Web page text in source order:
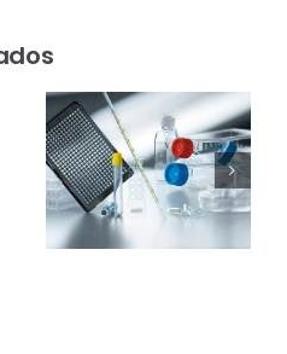
Scientific
presentará
el sistema
Thermo
Scientific™